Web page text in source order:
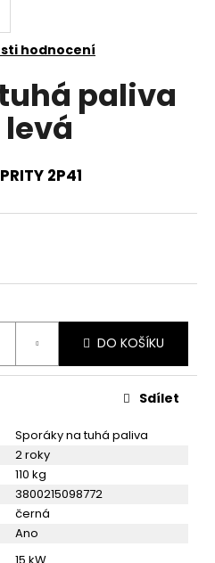
hodnocení
paliva
levá
PRITY 2P41
DO KOŠÍKU
Sporáky na tuhá paliva
2 roky
110 kg
3800215098772
černá
Ano
15 kW
Sdílet